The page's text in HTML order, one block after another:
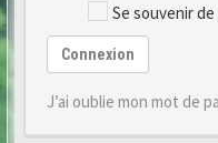
Se souvenir de
Connexion
J’ai oublie mon mot de